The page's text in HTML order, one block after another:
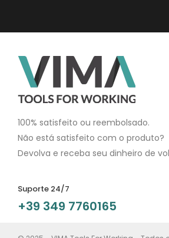
100% satisfeito ou reembolsado.
Não está satisfeito com o produto?
Devolva e receba seu dinheiro de
Suporte 24/7
+39 349 7760165